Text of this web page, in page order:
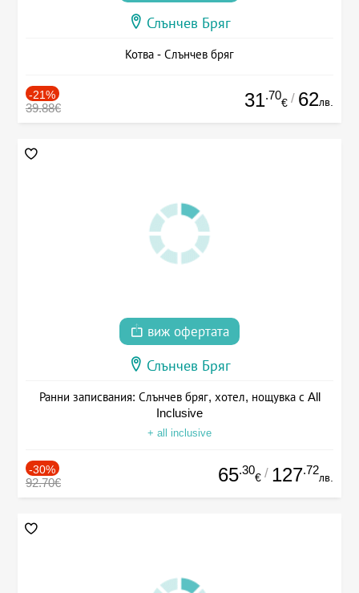
Слънчев Бряг
Котва - Слънчев бряг
-21%
39.88€ 31.70
€ / 62лв.
виж офертата
Слънчев Бряг
Ранни записвания: Слънчев бряг, хотел, нощувка с All
Inclusive
+ all inclusive
-30%
92.70€ 65.30
€ / 127.72
лв.